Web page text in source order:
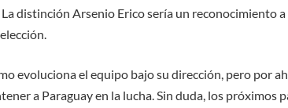
distinción Arsenio Erico sería un reconocimiento
evoluciona el equipo bajo su dirección, pero por
a Paraguay en la lucha. Sin duda, los próximos